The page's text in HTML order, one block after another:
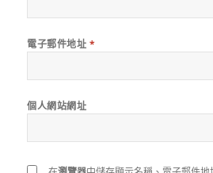
電子郵件地址 *
個人網站網址